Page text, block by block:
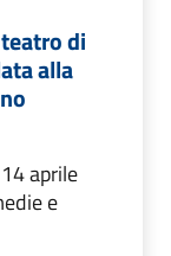
di
alla
aprile
e